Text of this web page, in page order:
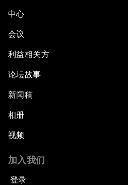
中心
会议
利益相关方
论坛故事
新闻稿
相册
视频
加入我们
登录